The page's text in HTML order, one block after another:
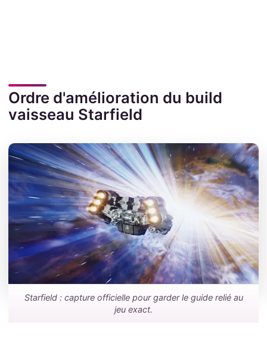
Ordre d'amélioration du build
vaisseau Starfield
Starfield : capture officielle pour garder le guide relié au
jeu exact.